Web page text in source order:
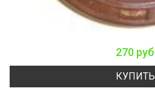
270 руб
КУПИТЬ